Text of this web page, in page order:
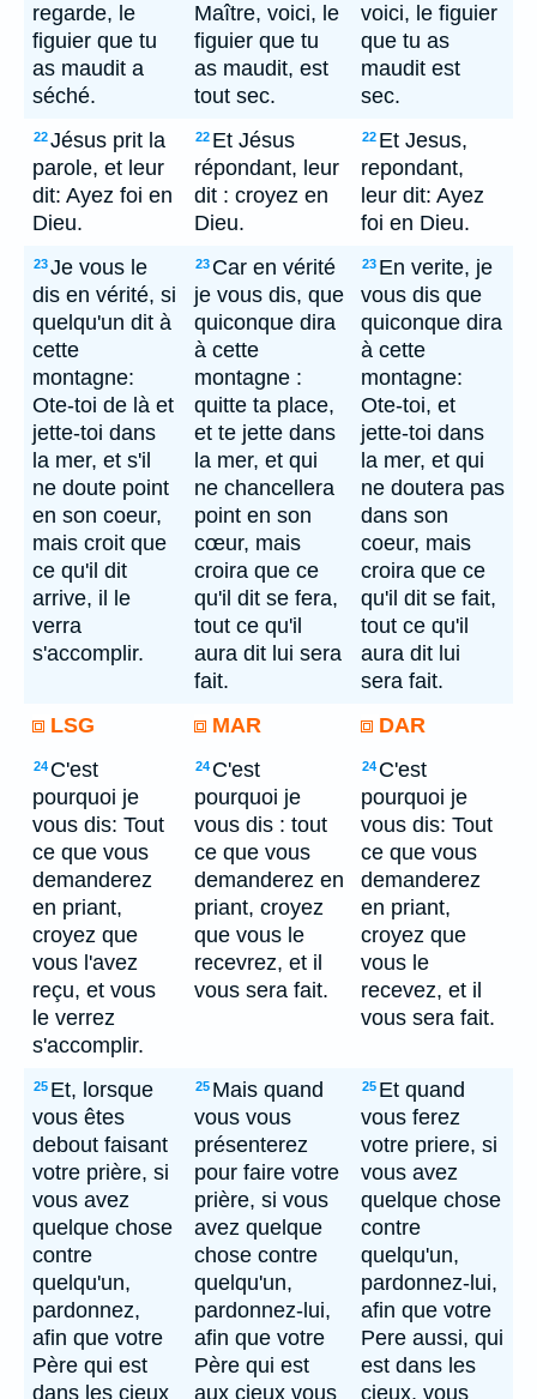
regarde, le
figuier que tu
as maudit a
séché.
Maître, voici, le
figuier que tu
as maudit, est
tout sec.
voici, le figuier
que tu as
maudit est
sec.
22Jésus prit la
parole, et leur
dit: Ayez foi en
Dieu.
22 Et Jésus
répondant, leur
dit : croyez en
Dieu.
22 Et Jesus,
repondant,
leur dit: Ayez
foi en Dieu.
23Je vous le
dis en vérité, si
quelqu'un dit à
cette
montagne:
Ote-toi de là et
jette-toi dans
la mer, et s'il
ne doute point
en son coeur,
mais croit que
ce qu'il dit
arrive, il le
verra
s'accomplir.
23 Car en vérité
je vous dis, que
quiconque dira
à cette
montagne :
quitte ta place,
et te jette dans
la mer, et qui
ne chancellera
point en son
cœur, mais
croira que ce
qu'il dit se fera,
tout ce qu'il
aura dit lui sera
fait.
23 En verite, je
vous dis que
quiconque dira
à cette
montagne:
Ote-toi, et
jette-toi dans
la mer, et qui
ne doutera pas
dans son
coeur, mais
croira que ce
qu'il dit se fait,
tout ce qu'il
aura dit lui
sera fait.
LSG
MAR DAR
24 C'est
pourquoi je
vous dis: Tout
ce que vous
demanderez
en priant,
croyez que
vous l'avez
reçu, et vous
le verrez
s'accomplir.
24 C'est
pourquoi je
vous dis : tout
ce que vous
demanderez en
priant, croyez
que vous le
recevrez, et il
vous sera fait.
24 C'est
pourquoi je
vous dis: Tout
ce que vous
demanderez
en priant,
croyez que
vous le
recevez, et il
vous sera fait.
25 Et, lorsque
vous êtes
debout faisant
votre prière, si
vous avez
quelque chose
contre
quelqu'un,
pardonnez,
afin que votre
Père qui est
dans les cieux
25 Mais quand
vous vous
présenterez
pour faire votre
prière, si vous
avez quelque
chose contre
quelqu'un,
pardonnez-lui,
afin que votre
Père qui est
aux cieux vous
25 Et quand
vous ferez
votre priere, si
vous avez
quelque chose
contre
quelqu'un,
pardonnez-lui,
afin que votre
Pere aussi, qui
est dans les
cieux, vous